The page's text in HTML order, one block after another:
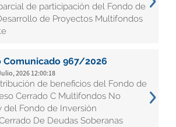
de participación del Fondo de
de Proyectos Multifondos
Comunicado 967/2026
2026 12:00:18
de beneficios del Fondo de
Cerrado C Multifondos No
del Fondo de Inversión
De Deudas Soberanas